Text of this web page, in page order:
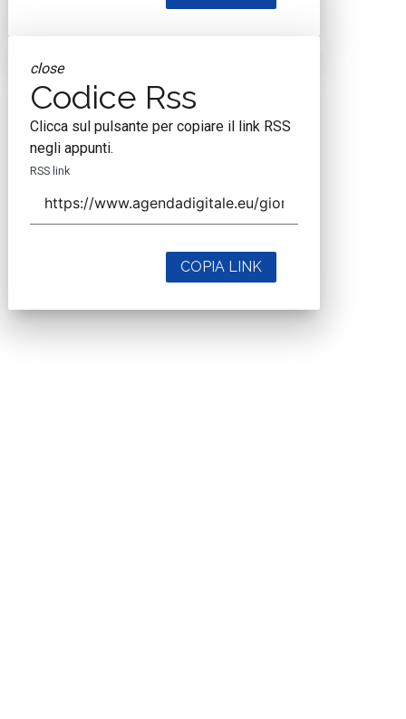
close
Codice Rss
Clicca sul pulsante per copiare il link RSS
negli appunti.
RSS link
COPIA LINK